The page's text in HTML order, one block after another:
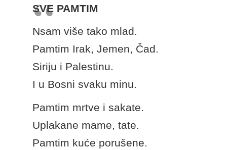
SVE PAMTIM
Nsam više tako mlad.
Pamtim Irak, Jemen, Čad.
Siriju i Palestinu.
I u Bosni svaku minu.
Pamtim mrtve i sakate.
Uplakane mame, tate.
Pamtim kuće porušene.